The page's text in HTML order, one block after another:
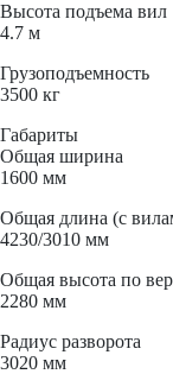
Высота подъема вил
4.7 м
Грузоподъемность
3500 кг
Габариты
Общая ширина
1600 мм
Общая длина (с
4230/3010 мм
Общая высота по
2280 мм
Радиус разворота
3020 мм